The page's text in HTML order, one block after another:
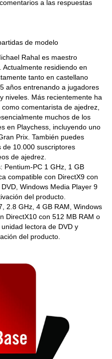
a las respuestas
de modelo
Rahal es maestro
residiendo en
tanto en castellano
años entrenando a jugadores
niveles. Más recientemente ha
comentarista de ajedrez,
muchos de los
en Playchess, incluyendo uno
Prix. También puedes
de 10.000 suscriptores
de ajedrez.
Pentium-PC 1 GHz, 1 GB
compatible con DirectX9 con
Windows Media Player 9
del producto.
2.8 GHz, 4 GB RAM, Windows
DirectX10 con 512 MB RAM o
lectora de DVD y
del producto.